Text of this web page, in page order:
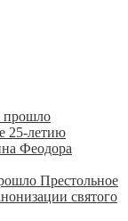
Престольное
святого